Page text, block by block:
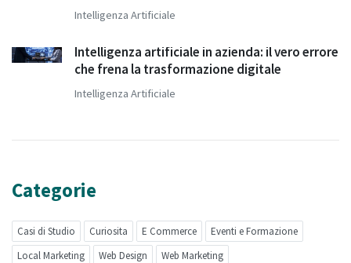
Intelligenza Artificiale
Intelligenza artificiale in azienda: il vero errore
che frena la trasformazione digitale
Intelligenza Artificiale
Categorie
Casi di Studio Curiosita E Commerce
Eventi e Formazione
Local Marketing
Web Design Web Marketing